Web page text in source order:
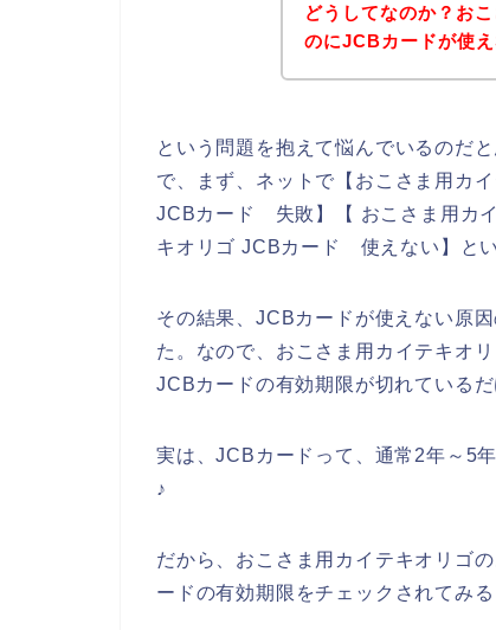
どうしてなのか？お
のにJCBカードが使え
という問題を抱えて悩んでいるのだ
で、まず、ネットで【おこさま用カ
JCBカード 失敗】【 おこさま用カ
キオリゴ JCBカード 使えない】と
その結果、JCBカードが使えない原
た。なので、おこさま用カイテキオ
JCBカードの有効期限が切れている
実は、JCBカードって、通常2年～5
♪
だから、おこさま用カイテキオリゴ
ードの有効期限をチェックされてみ